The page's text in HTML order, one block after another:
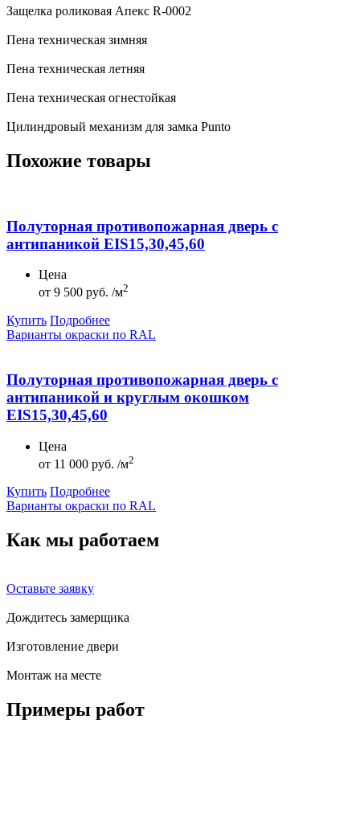
Защелка роликовая Апекс R-0002
Пена техническая зимняя
Пена техническая летняя
Пена техническая огнестойкая
Цилиндровый механизм для замка Punto
Похожие товары
Полуторная противопожарная дверь с
антипаникой EIS15,30,45,60
Цена
от 9 500 руб. /м2
Купить Подробнее
Варианты окраски по RAL
Полуторная противопожарная дверь с
антипаникой и круглым окошком
EIS15,30,45,60
Цена
от 11 000 руб. /м2
Купить Подробнее
Варианты окраски по RAL
Как мы работаем
Оставьте заявку
Дождитесь замерщика
Изготовление двери
Монтаж на месте
Примеры работ